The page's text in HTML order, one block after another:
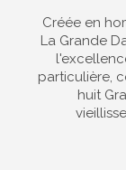
Créée en
La Grande
particulière,
huit